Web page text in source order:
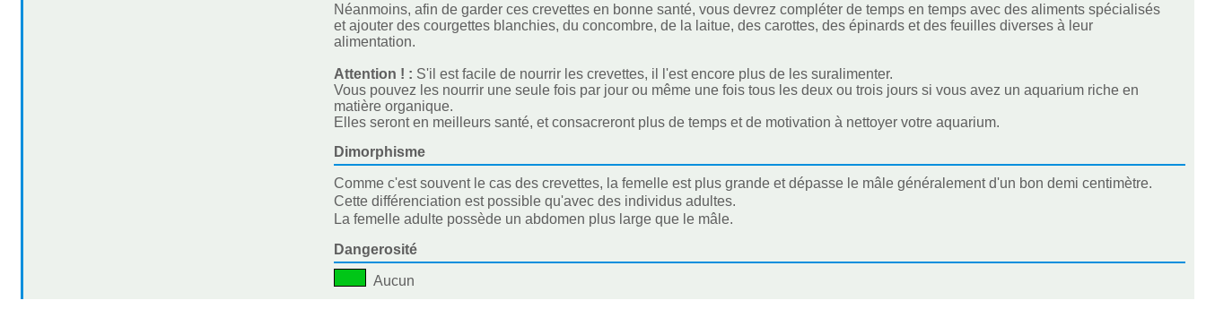
Néanmoins, afin de garder ces crevettes en bonne santé, vous devrez compléter de temps en temps avec des aliments spécialisés
et ajouter des courgettes blanchies, du concombre, de la laitue, des carottes, des épinards et des feuilles diverses à leur
alimentation.
Attention ! : S'il est facile de nourrir les crevettes, il l'est encore plus de les suralimenter.
Vous pouvez les nourrir une seule fois par jour ou même une fois tous les deux ou trois jours si vous avez un aquarium riche en
matière organique.
Elles seront en meilleurs santé, et consacreront plus de temps et de motivation à nettoyer votre aquarium.
Dimorphisme
Comme c'est souvent le cas des crevettes, la femelle est plus grande et dépasse le mâle généralement d'un bon demi centimètre.
Cette différenciation est possible qu'avec des individus adultes.
La femelle adulte possède un abdomen plus large que le mâle.
Dangerosité
Aucun